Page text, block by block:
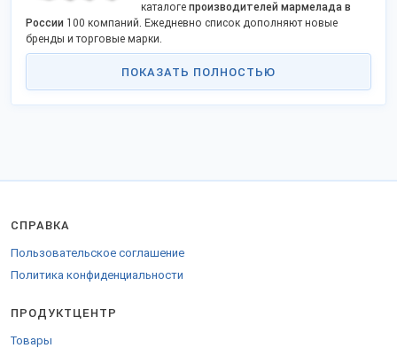
каталоге производителей мармелада в
России 100 компаний. Ежедневно список дополняют новые
бренды и торговые марки.
Тулы, Рязани, Пензы, Армавира, Москвы и Санкт-Петербурга, и
других промышленных городов. Фирмы предлагают прямые
желейные конфеты и прочие изделия. Производственные цеха
производства. При изготовлении продукта используются
или фруктоза, фрукты, орехи и прочие ингредиенты.
Чтобы купить продукцию кондитерских фабрик оптом, пишите
витрин или обратитесь на официальный сайт. Прайс-листы и
ПОКАЗАТЬ ПОЛНОСТЬЮ
СПРАВКА
Пользовательское соглашение
Политика конфиденциальности
ПРОДУКТЦЕНТР
Товары